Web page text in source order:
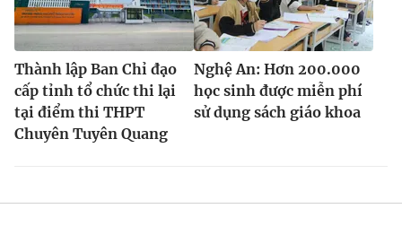
Thành lập Ban Chỉ đạo
cấp tỉnh tổ chức thi lại
tại điểm thi THPT
Chuyên Tuyên Quang
Nghệ An: Hơn 200.000
học sinh được miễn phí
sử dụng sách giáo khoa